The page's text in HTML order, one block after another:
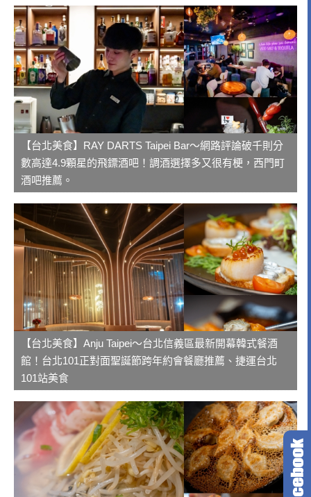
【台北美食】RAY DARTS Taipei Bar～網路評論破千則分
數高達4.9顆星的飛鏢酒吧！調酒選擇多又很有梗，西門町
酒吧推薦。
【台北美食】Anju Taipei～台北信義區最新開幕韓式餐酒
館！台北101正對面聖誕節跨年約會餐廳推薦、捷運台北
101站美食